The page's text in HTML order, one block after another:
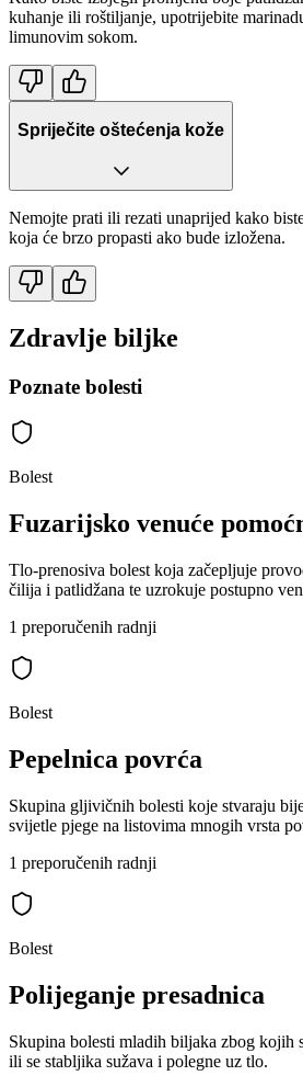
kuhanje ili roštiljanje, upotrijebite
limunovim sokom.
Spriječite oštećenja kože
Nemojte prati ili rezati unaprijed kako
koja će brzo propasti ako bude izložena.
Zdravlje biljke
Poznate bolesti
Bolest
Fuzarijsko venuće
Tlo-prenosiva bolest koja začepljuje
čilija i patlidžana te uzrokuje postupno
1 preporučenih radnji
Bolest
Pepelnica povrća
Skupina gljivičnih bolesti koje stvaraju
svijetle pjege na listovima mnogih vrsta
1 preporučenih radnji
Bolest
Polijeganje presadnica
Skupina bolesti mladih biljaka zbog kojih
ili se stabljika sužava i polegne uz tlo.